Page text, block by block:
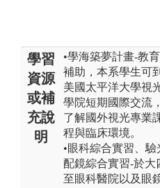
學習
資源
或補
充說
明
•學海築夢計畫-教
補助，本系學生可到
美國太平洋大學視
學院短期國際交流，
了解國外視光專業
程與臨床環境。
•眼科綜合實習、驗
配鏡綜合實習-於大
至眼科醫院以及眼